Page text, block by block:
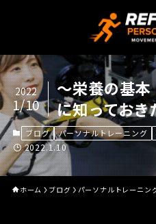
～栄養の基
に知ってお
2022
1/10
ブログ パーソナルトレーニング
2022.1.10
ホーム ブログ パーソナルトレーニン